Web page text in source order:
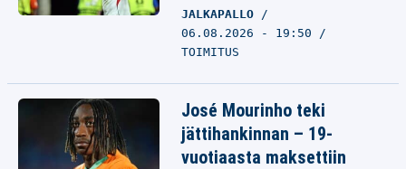
JALKAPALLO
06.08.2026 - 19:50
TOIMITUS
José Mourinho teki
jättihankinnan – 19-
vuotiaasta maksettiin